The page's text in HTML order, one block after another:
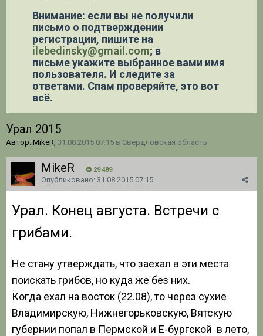
Внимание: если вы не получили
письмо о подтверждении
регистрации, пишите на
ilebedinsky@gmail.com; в
письме укажите выбранное вами имя
пользователя. И следите за
ответами. Спам проверяйте, это вот
всё.
Урал 2015
Автор: MikeR, 31.08.2015 07:15 в Свердловская область
MikeR 29 489
Опубликовано: 31.08.2015 07:15
Урал. Конец августа. Встречи с
грибами.
Не стану утверждать, что заехал в эти места
поискать грибов, но куда же без них.
Когда ехал на восток (22.08), то через сухие
Владимирскую, Нижнегорьковскую, Вятскую
губернии попал в Пермской и Е-бургской в лето,